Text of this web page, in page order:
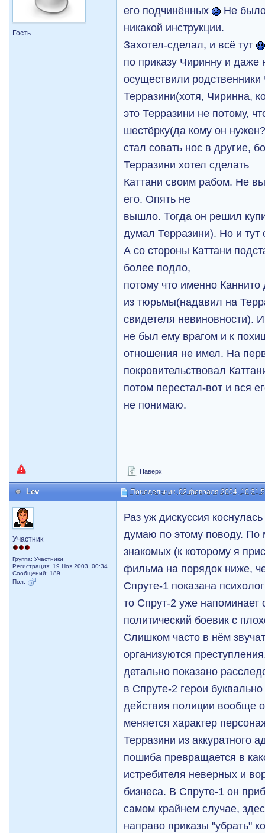
Гость
его подчинённых
Не
никакой инструкции.
Захотел-сделал, и всё тут
по приказу Чиринну и
осуществили
Терразини(хотя, Чиринна,
это Терразини не потому,
шестёрку(да кому он
стал совать нос в другие,
Терразини хотел сделать
Каттани своим рабом. Не
его. Опять не
вышло. Тогда он решил
думал Терразини). Но и тут
А со стороны Каттани
более подло,
потому что именно
из тюрьмы(надавил на
свидетеля невиновности).
не был ему врагом и к
отношения не имел. На
покровительствовал
потом перестал-вот и вся
не понимаю.
Наверх
Lev Понедельник, 02 февраля 2004,
Участник
Группа: Участники
Регистрация: 19 Ноя 2003, 00:34
Сообщений: 189
Пол:
Раз уж дискуссия
думаю по этому поводу.
знакомых (к которому я
фильма на порядок ниже,
Спруте-1 показана
то Спрут-2 уже напоминает
политический боевик с
Слишком часто в нём
организуются
детально показано
в Спруте-2 герои
действия полиции вообще
меняется характер
Терразини из аккуратного
пошиба превращается в
истребителя неверных и
бизнеса. В Спруте-1 он
самом крайнем случае,
направо приказы "убрать"